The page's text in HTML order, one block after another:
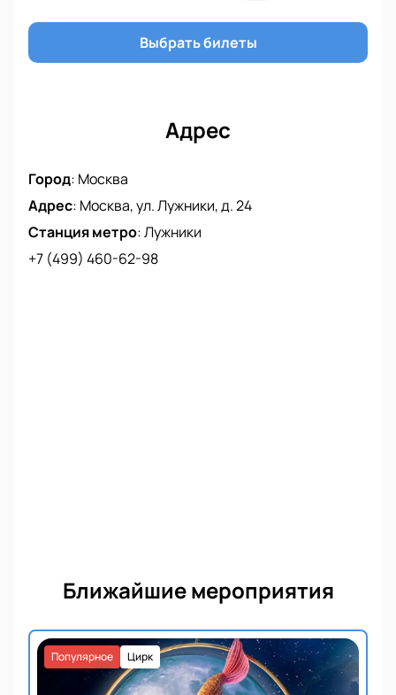
Выбрать билеты
Адрес
Город: Москва
Адрес: Москва, ул. Лужники, д. 24
Станция метро:Лужники
+7 (499) 460-62-98
Ближайшие мероприятия
Цирк
Популярное